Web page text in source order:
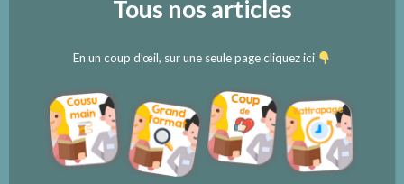
Tous nos articles
En un coup d’œil, sur une seule page cliquez ici